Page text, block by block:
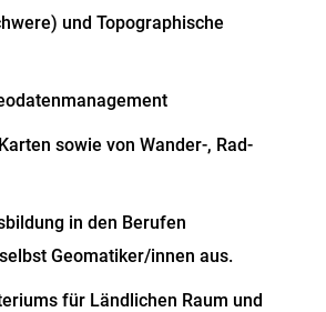
und Topographische
sowie von Wander-, Rad-
in den Berufen
Geomatiker/innen aus.
für Ländlichen Raum und